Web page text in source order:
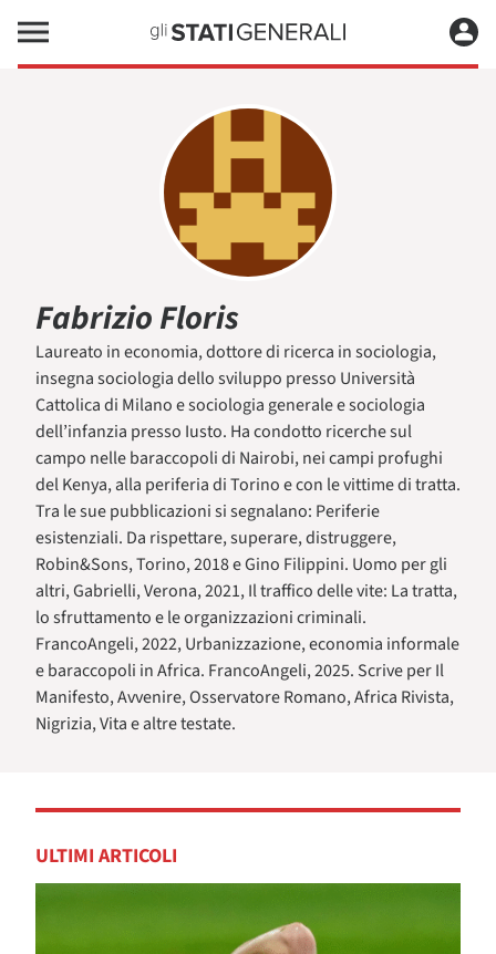
Fabrizio Floris
Laureato in economia, dottore di ricerca in sociologia,
insegna sociologia dello sviluppo presso Università
Cattolica di Milano e sociologia generale e sociologia
dell’infanzia presso Iusto. Ha condotto ricerche sul
campo nelle baraccopoli di Nairobi, nei campi profughi
del Kenya, alla periferia di Torino e con le vittime di tratta.
Tra le sue pubblicazioni si segnalano: Periferie
esistenziali. Da rispettare, superare, distruggere,
Robin&Sons, Torino, 2018 e Gino Filippini. Uomo per gli
altri, Gabrielli, Verona, 2021, Il traffico delle vite: La tratta,
lo sfruttamento e le organizzazioni criminali.
FrancoAngeli, 2022, Urbanizzazione, economia informale
e baraccopoli in Africa. FrancoAngeli, 2025. Scrive per Il
Manifesto, Avvenire, Osservatore Romano, Africa Rivista,
Nigrizia, Vita e altre testate.
ULTIMI ARTICOLI